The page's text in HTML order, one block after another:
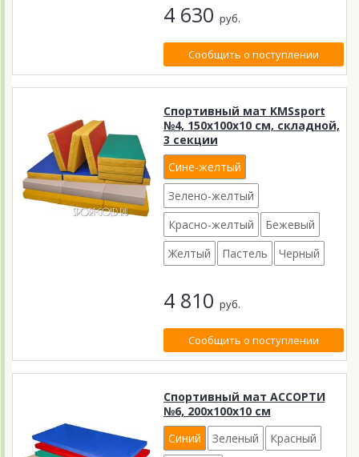
4 630 руб.
Сообщить о поступлении
Спортивный мат KMSsport
№4, 150х100х10 см, складной,
3 секции
Сине-желтый
Зелено-желтый
Красно-желтый
Бежевый
Желтый
Пастель Черный
4 810 руб.
Сообщить о поступлении
Спортивный мат АССОРТИ
№6, 200х100х10 см
Синий
Зеленый
Красный